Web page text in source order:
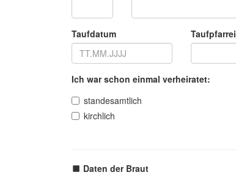
Taufdatum Taufpfarrei
Ich war schon einmal verheiratet:
standesamtlich
kirchlich
Daten der Braut